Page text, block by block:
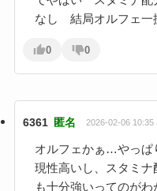
なし 結局オルフェ一
0 0
6361 匿名 2026-02-06 10:35
オルフェかぁ…やっぱ
現性高いし、スタミ
も十分強いってのがわ